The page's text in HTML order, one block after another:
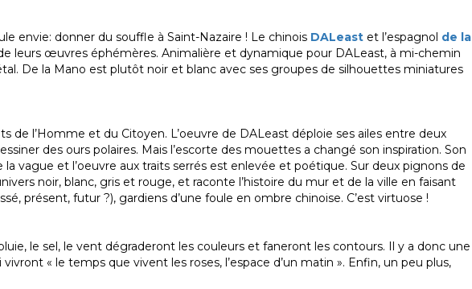
envie: donner du souffle à Saint-Nazaire ! Le chinois DALeast et l’espagnol de la
leurs œuvres éphémères. Animalière et dynamique pour DALeast, à mi-chemin
De la Mano est plutôt noir et blanc avec ses groupes de silhouettes miniatures
de l’Homme et du Citoyen. L’oeuvre de DALeast déploie ses ailes entre deux
des ours polaires. Mais l’escorte des mouettes a changé son inspiration. Son
la vague et l’oeuvre aux traits serrés est enlevée et poétique. Sur deux pignons de
noir, blanc, gris et rouge, et raconte l’histoire du mur et de la ville en faisant
présent, futur ?), gardiens d’une foule en ombre chinoise. C’est virtuose !
le sel, le vent dégraderont les couleurs et faneront les contours. Il y a donc une
« le temps que vivent les roses, l’espace d’un matin ». Enfin, un peu plus,